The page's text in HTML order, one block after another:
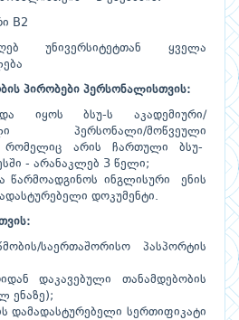
B2
უნივერსიტეტთან ყველა
პირობები პერსონალისთვის:
იყოს ბსუ-ს აკადემიური/
პერსონალი/მოწვეული
რომელიც არის ჩართული ბსუ-
- არანაკლებ 3 წელი;
წარმოადგინოს ინგლისური ენის
დოკუმენტი.
:
საერთაშორისო პასპორტის
დაკავებული თანამდებობის
ენაზე);
დამადასტურებელი სერთიფიკატი